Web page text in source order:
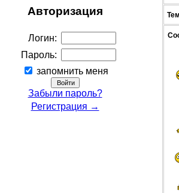
Авторизация
Логин:
Пароль:
запомнить меня
Забыли пароль?
Регистрация →